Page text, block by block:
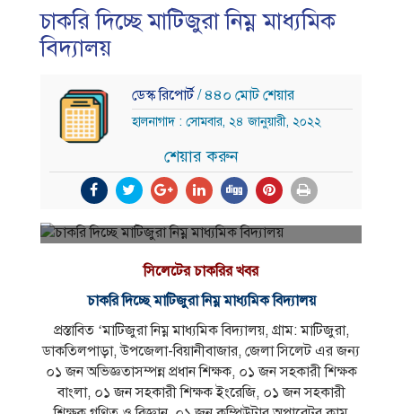
চাকরি দিচ্ছে মাটিজুরা নিম্ন মাধ্যমিক
বিদ্যালয়
ডেস্ক রিপোর্ট/ ৪৪০ মোট শেয়ার
হালনাগাদ : সোমবার, ২৪ জানুয়ারী, ২০২২
শেয়ার করুন
সিলেটের চাকরির খবর
চাকরি দিচ্ছে মাটিজুরা নিম্ন মাধ্যমিক বিদ্যালয়
প্রস্তাবিত ‘মাটিজুরা নিম্ন মাধ্যমিক বিদ্যালয়, গ্রাম: মাটিজুরা,
ডাকতিলপাড়া, উপজেলা-বিয়ানীবাজার, জেলা সিলেট এর জন্য
০১ জন অভিজ্ঞতাসম্পন্ন প্রধান শিক্ষক, ০১ জন সহকারী শিক্ষক
বাংলা, ০১ জন সহকারী শিক্ষক ইংরেজি, ০১ জন সহকারী